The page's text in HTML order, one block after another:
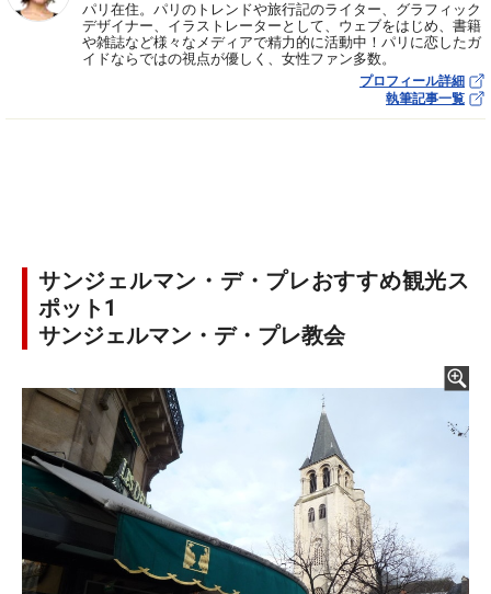
パリ在住。パリのトレンドや旅行記のライター、グラフィック
デザイナー、イラストレーターとして、ウェブをはじめ、書籍
や雑誌など様々なメディアで精力的に活動中！パリに恋したガ
イドならではの視点が優しく、女性ファン多数。
プロフィール詳細
執筆記事一覧
サンジェルマン・デ・プレおすすめ観光ス
ポット1
サンジェルマン・デ・プレ教会